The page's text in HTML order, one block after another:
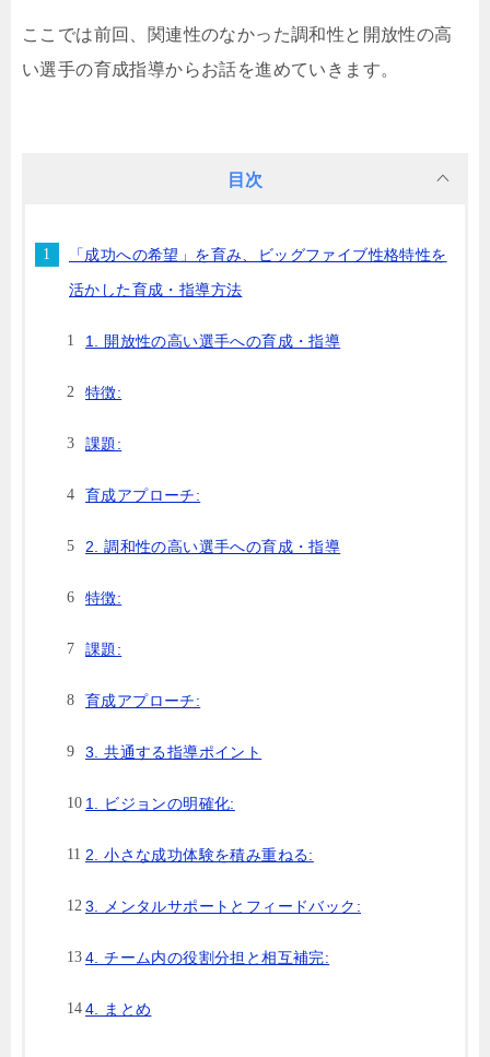
ここでは前回、関連性のなかった調和性と開放性の高
い選手の育成指導からお話を進めていきます。
目次
「成功への希望」を育み、ビッグファイブ性格特性を
活かした育成・指導方法
1. 開放性の高い選手への育成・指導
特徴:
課題:
育成アプローチ:
2. 調和性の高い選手への育成・指導
特徴:
課題:
育成アプローチ:
3. 共通する指導ポイント
1. ビジョンの明確化:
2. 小さな成功体験を積み重ねる:
3. メンタルサポートとフィードバック:
4. チーム内の役割分担と相互補完:
4. まとめ